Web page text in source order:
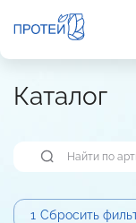
Каталог
1 Сбросить